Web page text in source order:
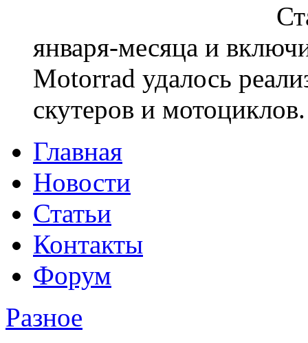
января-месяца и
Motorrad удалось
скутеров и
Главная
Новости
Статьи
Контакты
Форум
Разное